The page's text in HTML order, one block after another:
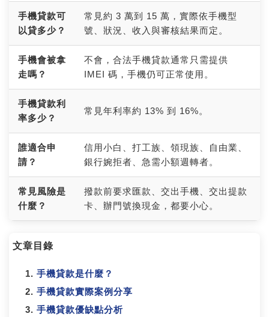
手機貸款可
以貸多少？
常見約 3 萬到 15 萬，實際依手機型
號、狀況、收入與審核結果而定。
手機會被拿
走嗎？
不會，合法手機貸款通常只需提供
IMEI 碼，手機仍可正常使用。
手機貸款利
率多少？
常見年利率約 13% 到 16%。
誰適合申
請？
信用小白、打工族、領現族、自由業、
銀行婉拒者、急需小額週轉者。
常見風險是
什麼？
撥款前要求匯款、交出手機、交出提款
卡、辦門號換現金，都要小心。
文章目錄
手機貸款是什麼？
手機貸款實際案例分享
手機貸款優缺點分析